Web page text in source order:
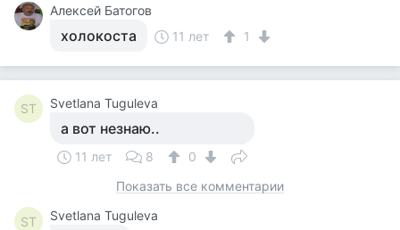
Алексей Батогов
холокоста 11 лет 1
ST Svetlana Tuguleva
а вот незнаю..
11 лет 8
0
Показать все комментарии
ST Svetlana Tuguleva